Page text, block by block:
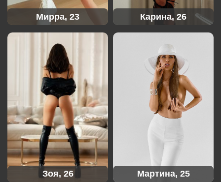
Мирра, 23 Карина, 26
Зоя, 26 Мартина, 25